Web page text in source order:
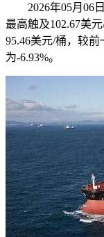
2026年05月06
最高触及102.67美
95.46美元/桶，较
为-6.93%。